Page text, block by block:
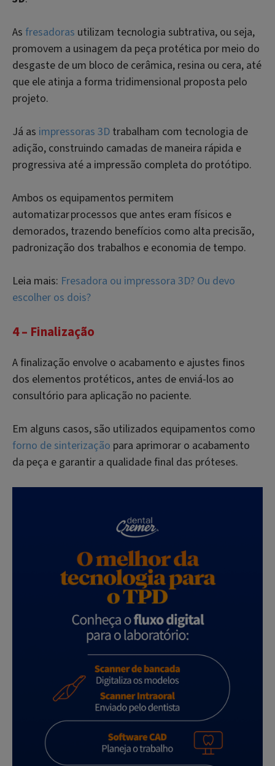
As fresadoras utilizam tecnologia subtrativa, ou seja,
promovem a usinagem da peça protética por meio do
desgaste de um bloco de cerâmica, resina ou cera, até
que ele atinja a forma tridimensional proposta pelo
projeto.
Já as impressoras 3D trabalham com tecnologia de
adição, construindo camadas de maneira rápida e
progressiva até a impressão completa do protótipo.
Ambos os equipamentos permitem
automatizar processos que antes eram físicos e
demorados, trazendo benefícios como alta precisão,
padronização dos trabalhos e economia de tempo.
Leia mais: Fresadora ou impressora 3D? Ou devo
escolher os dois?
4 – Finalização
A finalização envolve o acabamento e ajustes finos
dos elementos protéticos, antes de enviá-los ao
consultório para aplicação no paciente.
Em alguns casos, são utilizados equipamentos como
forno de sinterização para aprimorar o acabamento
da peça e garantir a qualidade final das próteses.